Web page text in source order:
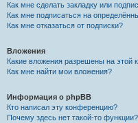
Как мне сделать закладку или
Как мне подписаться на
Как мне отказаться от подписки?
Вложения
Какие вложения разрешены на этой
Как мне найти мои вложения?
Информация о phpBB
Кто написал эту конференцию?
Почему здесь нет такой-то функции?